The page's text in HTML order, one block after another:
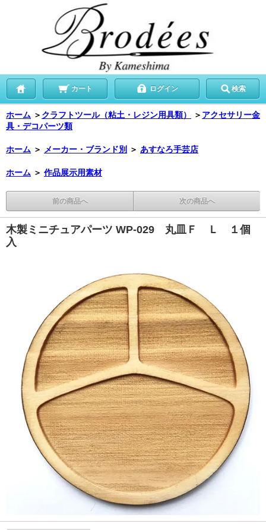
カート ログイン 検索
ホーム ＞ クラフトツール（粘土・レジン用具類） ＞ アクセサリー金
具・デコパーツ類
ホーム ＞ メーカー・ブランド別 ＞ あすなろ手芸店
ホーム ＞ 作品展示用素材
前の商品へ 次の商品へ
木製ミニチュアパーツ WP-029 丸皿Ｆ Ｌ １個
入